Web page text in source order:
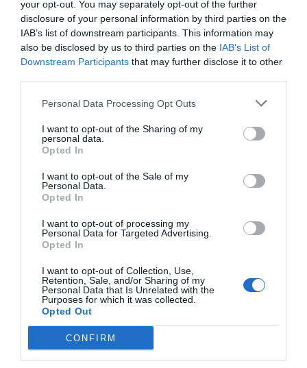
your opt-out. You may separately opt-out of the further
disclosure of your personal information by third parties on the
IAB’s list of downstream participants. This information may
also be disclosed by us to third parties on the IAB’s List of
Downstream Participants that may further disclose it to other
Personal Data Processing Opt Outs
I want to opt-out of the Sharing of my
personal data.
Opted In
I want to opt-out of the Sale of my
Personal Data.
Opted In
I want to opt-out of processing my
Personal Data for Targeted Advertising.
Opted In
I want to opt-out of Collection, Use,
Retention, Sale, and/or Sharing of my
Personal Data that Is Unrelated with the
Purposes for which it was collected.
Opted Out
CONFIRM